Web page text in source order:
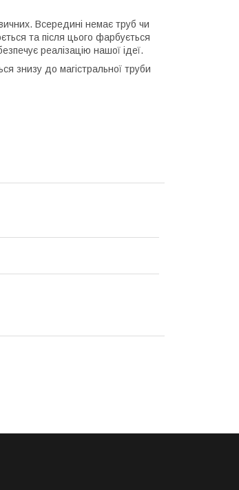
Всередині немає труб чи
та після цього фарбується
реалізацію нашої ідеї.
знизу до магістральної труби